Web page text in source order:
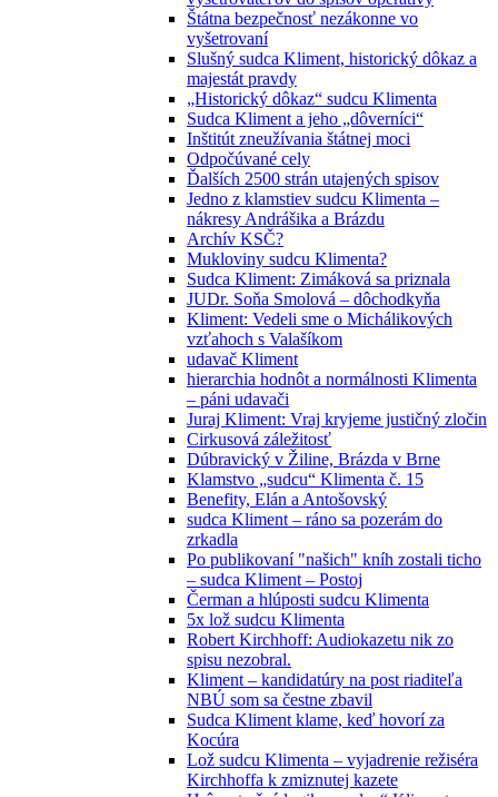
Štátna bezpečnosť nezákonne vo
vyšetrovaní
Slušný sudca Kliment, historický dôkaz a
majestát pravdy
„Historický dôkaz“ sudcu Klimenta
Sudca Kliment a jeho „dôverníci“
Inštitút zneužívania štátnej moci
Odpočúvané cely
Ďalších 2500 strán utajených spisov
Jedno z klamstiev sudcu Klimenta –
nákresy Andrášika a Brázdu
Archív KSČ?
Mukloviny sudcu Klimenta?
Sudca Kliment: Zimáková sa priznala
JUDr. Soňa Smolová – dôchodkyňa
Kliment: Vedeli sme o Michálikových
vzťahoch s Valašíkom
udavač Kliment
hierarchia hodnôt a normálnosti Klimenta
– páni udavači
Juraj Kliment: Vraj kryjeme justičný zločin
Cirkusová záležitosť
Dúbravický v Žiline, Brázda v Brne
Klamstvo „sudcu“ Klimenta č. 15
Benefity, Elán a Antošovský
sudca Kliment – ráno sa pozerám do
zrkadla
Po publikovaní "našich" kníh zostali ticho
– sudca Kliment – Postoj
Čerman a hlúposti sudcu Klimenta
5x lož sudcu Klimenta
Robert Kirchhoff: Audiokazetu nik zo
spisu nezobral.
Kliment – kandidatúry na post riaditeľa
NBÚ som sa čestne zbavil
Sudca Kliment klame, keď hovorí za
Kocúra
Lož sudcu Klimenta – vyjadrenie režiséra
Kirchhoffa k zmiznutej kazete